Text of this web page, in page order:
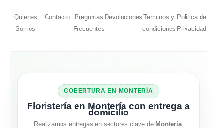
Quienes
Somos
Contacto
Preguntas
Frecuentes
Devoluciones Terminos y
condiciones
Politica de
Privacidad
COBERTURA EN MONTERÍA
Floristería en Montería con entrega a
domicilio
Realizamos entregas en sectores clave de Montería.